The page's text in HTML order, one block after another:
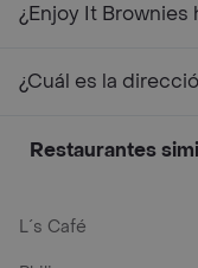
¿Enjoy It
¿Cuál es la
Restaurantes
L´s Café